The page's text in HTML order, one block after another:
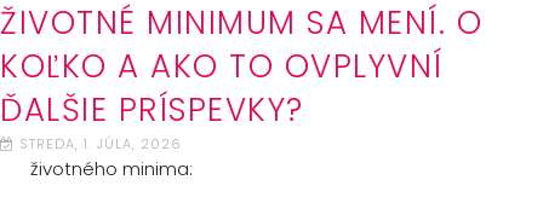
ŽIVOTNÉ MINIMUM SA MENÍ. O
KOĽKO A AKO TO OVPLYVNÍ
ĎALŠIE PRÍSPEVKY?
STREDA, 1. JÚLA, 2026
NOVÉ SUMY ŽIVOTNÉHO
MINIMA OD 1. JÚLA 2026
Od 1. júla 2026 do 30. júna 2027 budú platiť tieto sumy
životného minima: